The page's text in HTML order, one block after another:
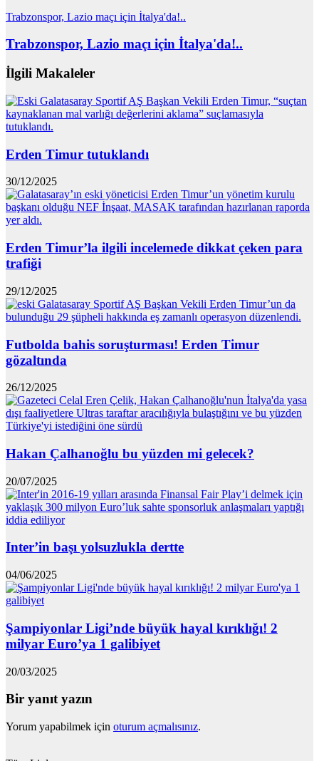
Trabzonspor, Lazio maçı için İtalya'da!..
Trabzonspor, Lazio maçı için İtalya'da!..
İlgili Makaleler
Erden Timur tutuklandı
30/12/2025
Erden Timur’la ilgili incelemede dikkat çeken para
trafiği
29/12/2025
Futbolda bahis soruşturması! Erden Timur
gözaltında
26/12/2025
Hakan Çalhanoğlu bu yüzden mi gelecek?
20/07/2025
Inter’in başı yolsuzlukla dertte
04/06/2025
Şampiyonlar Ligi’nde büyük hayal kırıklığı! 2
milyar Euro’ya 1 galibiyet
20/03/2025
Bir yanıt yazın
Yorum yapabilmek için oturum açmalısınız.